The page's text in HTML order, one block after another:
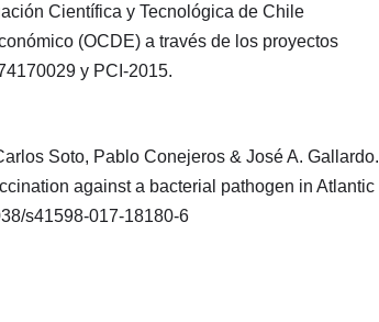
Científica y Tecnológica de Chile
(OCDE) a través de los proyectos
y PCI-2015.
Soto, Pablo Conejeros & José A. Gallardo.
against a bacterial pathogen in Atlantic
s41598-017-18180-6